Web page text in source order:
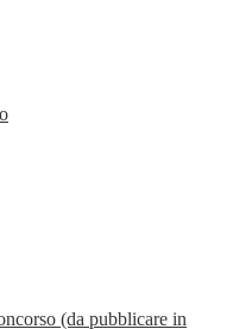
(da pubblicare in